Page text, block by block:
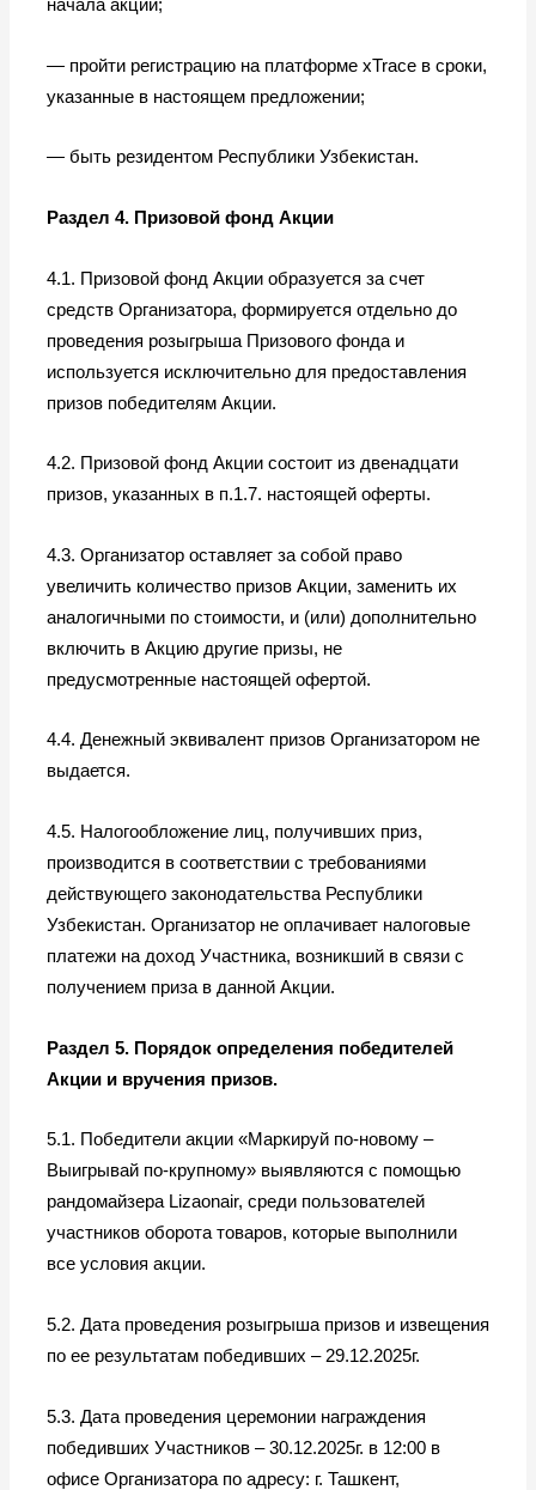
начала акции;
— пройти регистрацию на платформе xTrace в сроки,
указанные в настоящем предложении;
— быть резидентом Республики Узбекистан.
Раздел 4. Призовой фонд Акции
4.1. Призовой фонд Акции образуется за счет
средств Организатора, формируется отдельно до
проведения розыгрыша Призового фонда и
используется исключительно для предоставления
призов победителям Акции.
4.2. Призовой фонд Акции состоит из двенадцати
призов, указанных в п.1.7. настоящей оферты.
4.3. Организатор оставляет за собой право
увеличить количество призов Акции, заменить их
аналогичными по стоимости, и (или) дополнительно
включить в Акцию другие призы, не
предусмотренные настоящей офертой.
4.4. Денежный эквивалент призов Организатором не
выдается.
4.5. Налогообложение лиц, получивших приз,
производится в соответствии с требованиями
действующего законодательства Республики
Узбекистан. Организатор не оплачивает налоговые
платежи на доход Участника, возникший в связи с
получением приза в данной Акции.
Раздел 5. Порядок определения победителей
Акции и вручения призов.
5.1. Победители акции «Маркируй по-новому –
Выигрывай по-крупному» выявляются с помощью
рандомайзера Lizaonair, среди пользователей
участников оборота товаров, которые выполнили
все условия акции.
5.2. Дата проведения розыгрыша призов и извещения
по ее результатам победивших – 29.12.2025г.
5.3. Дата проведения церемонии награждения
победивших Участников – 30.12.2025г. в 12:00 в
офисе Организатора по адресу: г. Ташкент,